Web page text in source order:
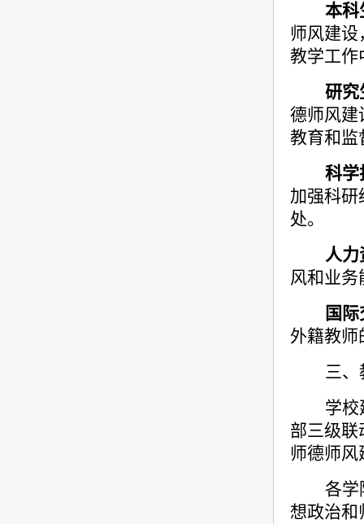
本科
师风建
教学工作
研究
德师风建
教育和监
科学
加强科研
处。
人力
风和业
国
外籍教师
三、
学校
部三级联
师德师
各学
想政治和